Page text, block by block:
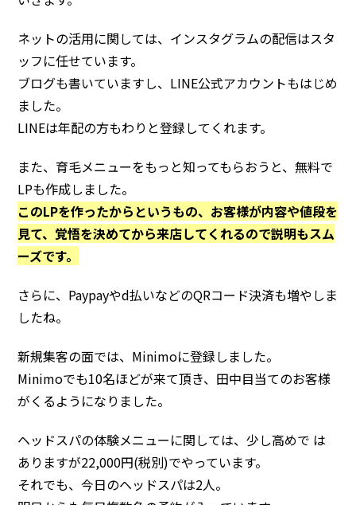
ネットの活用に関しては、インスタグラムの配信はスタ
ッフに任せています。
ブログも書いていますし、LINE公式アカウントもはじめ
ました。
LINEは年配の方もわりと登録してくれます。
また、育毛メニューをもっと知ってもらおうと、無料で
LPも作成しました。
このLPを作ったからというもの、お客様が内容や値段を
見て、覚悟を決めてから来店してくれるので説明もスム
ーズです。
さらに、Paypayやd払いなどのQRコード決済も増やしま
したね。
新規集客の面では、Minimoに登録しました。
Minimoでも10名ほどが来て頂き、田中目当てのお客様
がくるようになりました。
ヘッドスパの体験メニューに関しては、少し高めで は
ありますが22,000円(税別)でやっています。
それでも、今日のヘッドスパは2人。